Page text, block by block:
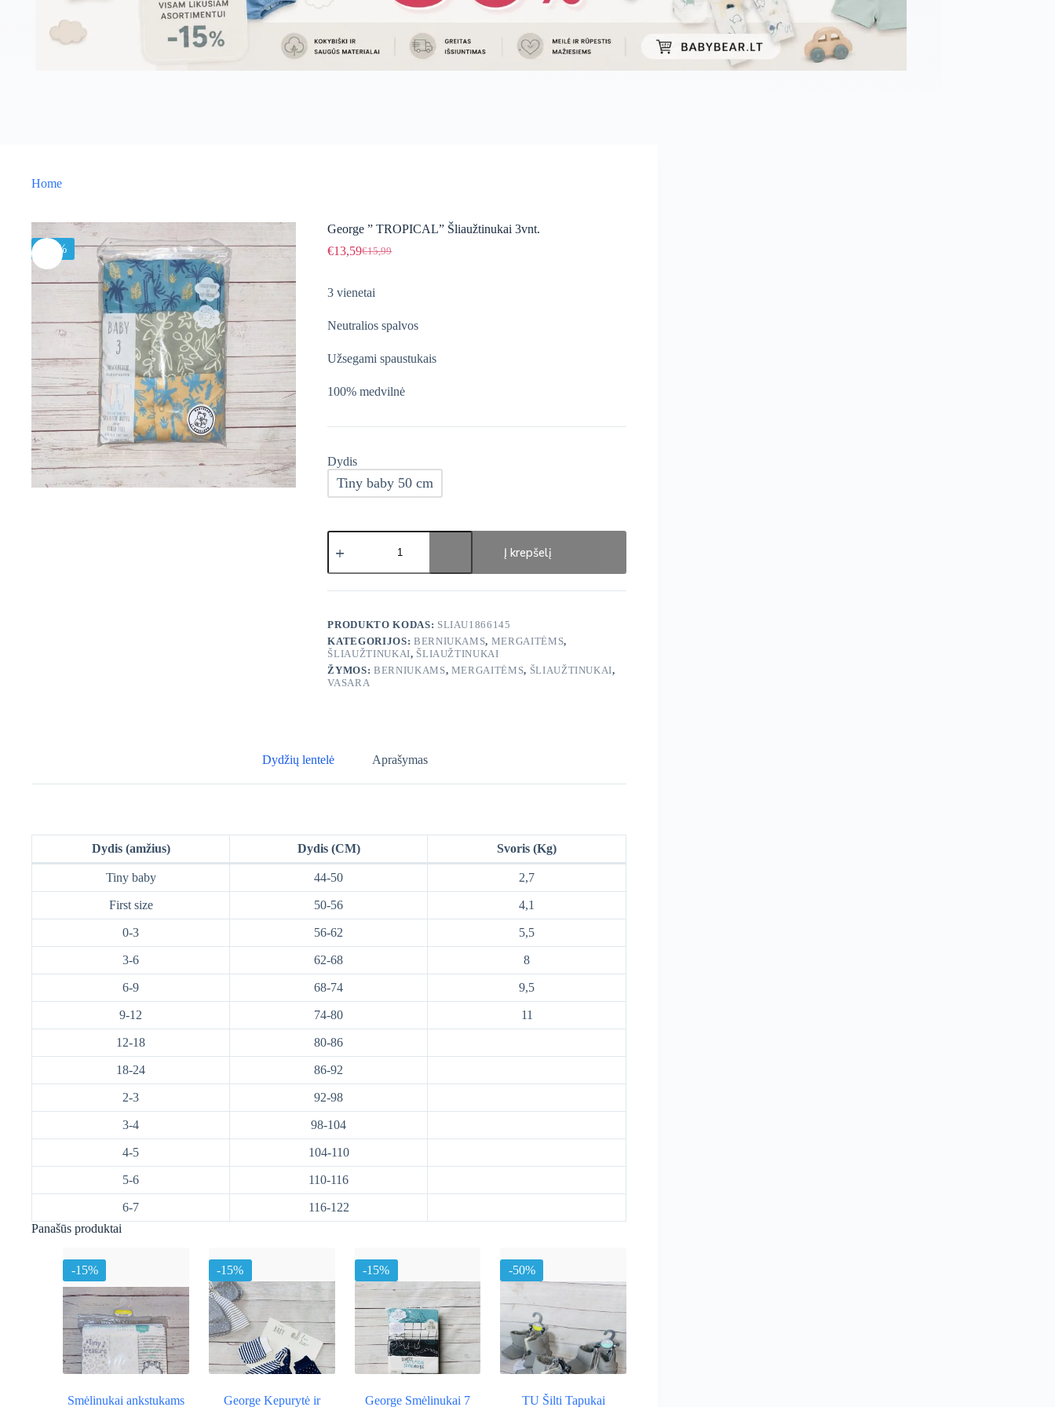
Home
-15%
George ” TROPICAL” Šliaužtinukai 3vnt.
€15,99
Original
was:
€15,99.
€13,59Current
€13,59.
3 vienetai
Neutralios spalvos
Užsegami spaustukais
100% medvilnė
Dydis
Tiny baby 50 cm
produkto
kiekis:
"
TROPICAL"
Į krepšelį
PRODUKTO KODAS: SLIAU1866145
KATEGORIJOS: BERNIUKAMS, MERGAITĖMS,
ŠLIAUŽTINUKAI, ŠLIAUŽTINUKAI
ŽYMOS:BERNIUKAMS, MERGAITĖMS, ŠLIAUŽTINUKAI,
VASARA
Dydžių lentelė Aprašymas
Dydis (amžius) Dydis (CM) Svoris (Kg)
Tiny baby 44-50 2,7
First size 50-56 4,1
0-3 56-62 5,5
3-6 62-68 8
6-9 68-74 9,5
9-12 74-80 11
12-18 80-86
18-24 86-92
2-3 92-98
3-4 98-104
4-5 104-110
5-6 110-116
6-7
116-122
Panašūs produktai
-15%
Smėlinukai ankstukams
-15%
George Kepurytė ir
-15%
George Smėlinukai 7
-50%
TU Šilti Tapukai